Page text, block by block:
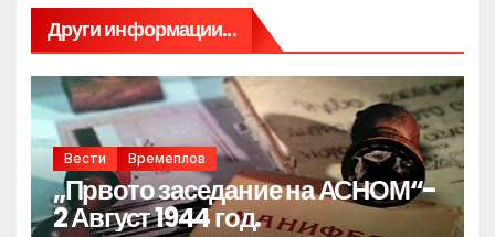
Други информации...
Вести Времеплов
„Првото заседание на АСНОМ“-
2 Август 1944 год.